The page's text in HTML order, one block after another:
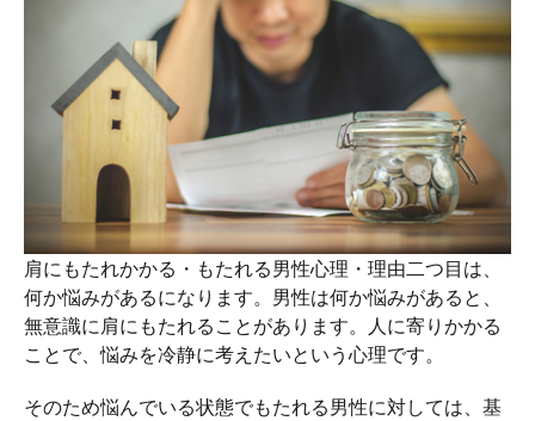
肩にもたれかかる・もたれる男性心理・理由二つ目は、
何か悩みがあるになります。男性は何か悩みがあると、
無意識に肩にもたれることがあります。人に寄りかかる
ことで、悩みを冷静に考えたいという心理です。
そのため悩んでいる状態でもたれる男性に対しては、基